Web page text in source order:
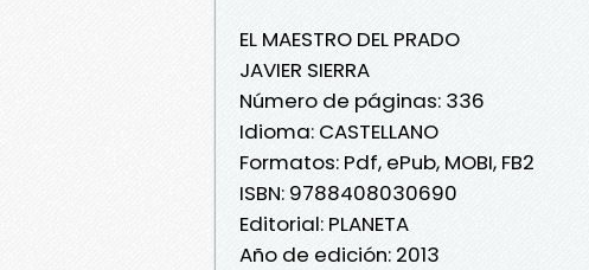
EL MAESTRO DEL PRADO
JAVIER SIERRA
Número de páginas: 336
Idioma: CASTELLANO
Formatos: Pdf, ePub, MOBI, FB2
ISBN: 9788408030690
Editorial: PLANETA
Año de edición: 2013